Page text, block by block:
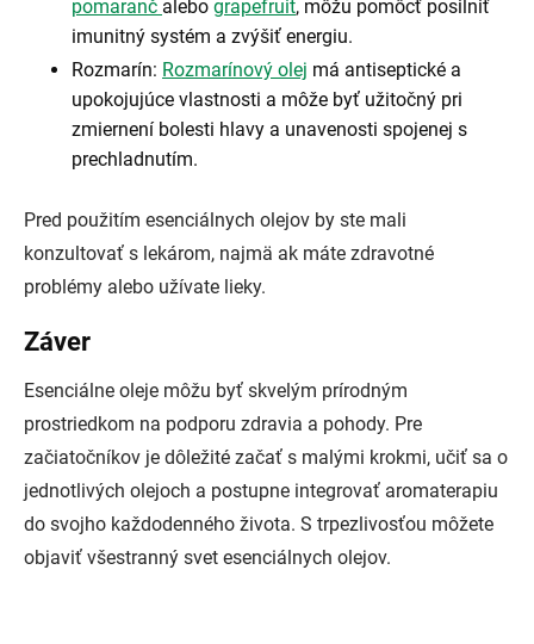
pomaranč alebo grapefruit, môžu pomôcť posilniť
imunitný systém a zvýšiť energiu.
Rozmarín: Rozmarínový olej má antiseptické a
upokojujúce vlastnosti a môže byť užitočný pri
zmiernení bolesti hlavy a unavenosti spojenej s
prechladnutím.
Pred použitím esenciálnych olejov by ste mali
konzultovať s lekárom, najmä ak máte zdravotné
problémy alebo užívate lieky.
Záver
Esenciálne oleje môžu byť skvelým prírodným
prostriedkom na podporu zdravia a pohody. Pre
začiatočníkov je dôležité začať s malými krokmi, učiť sa o
jednotlivých olejoch a postupne integrovať aromaterapiu
do svojho každodenného života. S trpezlivosťou môžete
objaviť všestranný svet esenciálnych olejov.